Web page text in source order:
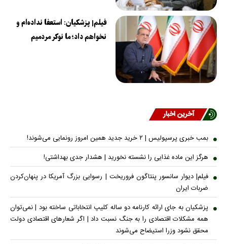
فیلم| پزشکیان: استعفا نداده‌ام و
نخواهم داد؛ ما نوکر مردمیم
آخرین اخبار
بمب خبری پرسپولیس | ۲ خرید جدید همین امروز رونمایی می‌شوند!
هرگز این ماده غذایی را نشسته نخورید | هشدار جدی بهداشتی!
فیلم| دیوار سانسور پنتاگون فروریخت | رسوایی بزرگ آمریکا در پنهان‌کردن
ضربات ایران
پزشکیان به جای ارائه کارنامه دو ساله کلیپ انتخاباتی ساخته بود | نمی‌توان
همه مشکلات اقتصادی را به جنگ نسبت داد | اگر شعار‌های اقتصادی دولت
محقق نشود وزرا استیضاح می‌شوند